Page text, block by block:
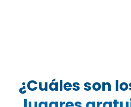
¿Cuáles son